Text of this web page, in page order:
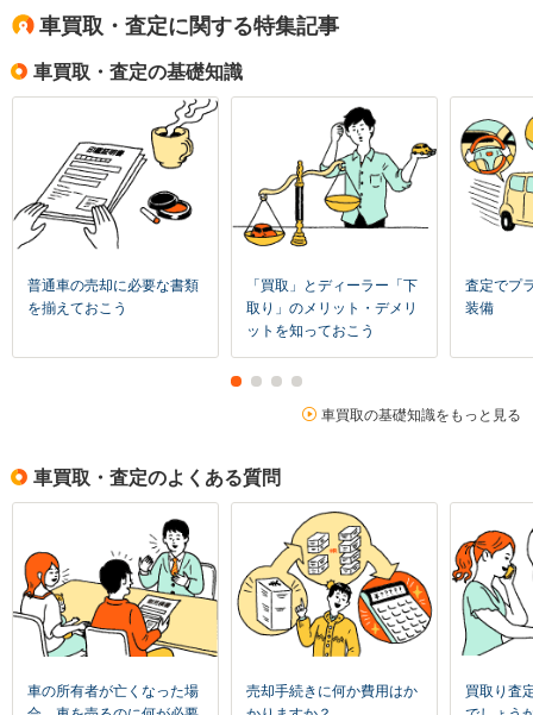
車買取・査定に関する特集記事
車買取・査定の基礎知識
普通車の売却に必要な書類
を揃えておこう
「買取」とディーラー「下
取り」のメリット・デメリ
ットを知っておこう
査定でプ
装備
車買取の基礎知識をもっと見る
車買取・査定のよくある質問
車の所有者が亡くなった場
売却手続きに何か費用はか
買取り査